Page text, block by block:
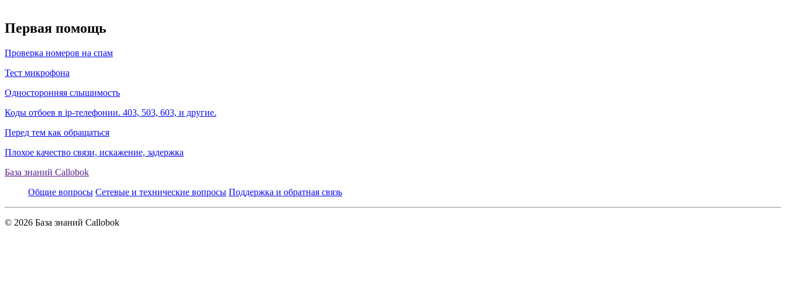
Первая помощь
Проверка номеров на спам
Тест микрофона
Односторонняя слышимость
Коды отбоев в ip-телефонии. 403, 503, 603, и другие.
Перед тем как обращаться
Плохое качество связи, искажение, задержка
База знаний Callobok
Общие вопросы Сетевые и технические вопросы Поддержка и обратная связь
© 2026 База знаний Callobok